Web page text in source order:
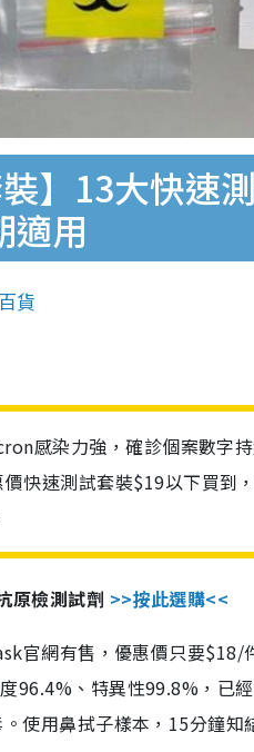
裝】13大快
適用
貨
感染力強，確診個案數字
快速測試套裝$19以下買到
原檢測試劑 >>按此選購<<
官網有售，優惠價只要
96.4%、特異性99.8%，已
使用鼻拭子樣本，15分鐘知